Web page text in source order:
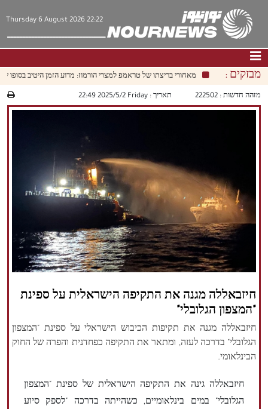
Thursday 6 August 2026 22:22
דף הבית |צור קשר|אודות
מולטימדיה
فارسي|
English العربيه|
|עברית|
русский|中文
|
הזכויות שמורות נור ניוז
מבזקים : מאחורי בריצתו של טראמפ למצרי הורמוז: מדוע הזמן היטיב בסופו של
מזהה חדשות : 222502 תאריך :‫‫Friday‬‬ 2025/5/2 22:49
חיזבאללה מגנה את התקיפה הישראלית על ספינת
"המצפון הגלובלי"
חיזבאללה מגנה את תקיפות הכיבוש הישראלי על ספינת "המצפון
הגלובלי" בדרכה לעזה, ומתאר את התקיפה כפחדנית והפרה של החוק
הבינלאומי.
חיזבאללה גינה את התקיפה הישראלית של ספינת "המצפון
הגלובלי" במים בינלאומיים, כשהייתה בדרכה "לספק סיוע